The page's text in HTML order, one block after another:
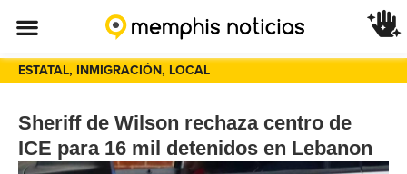
ESTATAL, INMIGRACIÓN, LOCAL
Sheriff de Wilson rechaza centro de
ICE para 16 mil detenidos en Lebanon